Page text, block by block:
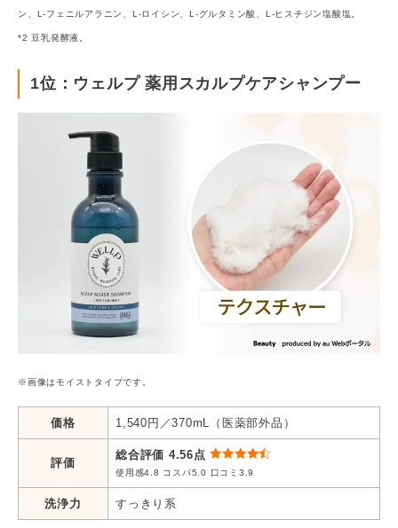
ン、L-フェニルアラニン、L-ロイシン、L-グルタミン酸、L-ヒスチジン塩酸塩。
*2 豆乳発酵液。
1位：ウェルプ 薬用スカルプケアシャンプー
※画像はモイストタイプです。
価格 1,540円／370mL（医薬部外品）
評価
総合評価 4.56点
使用感4.8 コスパ5.0 口コミ3.9
洗浄力 すっきり系